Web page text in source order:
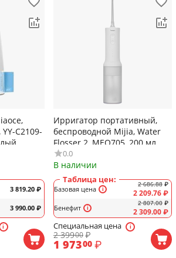
C2109-
3 819.20 ₽
3 990.00 ₽
Ирригатор портативный,
беспроводной Mijia, Water
Flosser 2, MEO705, 200 мл,
цвет: белый
0.0
В наличии
Таблица цен:
Базовая цена
Бенефит
2 686.88 ₽
2 209.76₽
2 807.00 ₽
2 309.00₽
Специальная цена
2 39900₽
1 97300 ₽